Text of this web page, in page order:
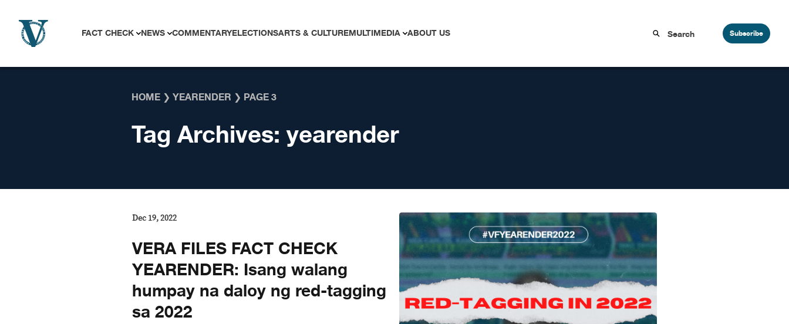
FACT CHECK NEWS COMMENTARYELECTIONSARTS & CULTUREMULTIMEDIA ABOUT US Subscribe
HOME ❯ YEARENDER ❯ PAGE 3
Tag Archives:yearender
Dec 19, 2022
VERA FILES FACT CHECK
YEARENDER: Isang walang
humpay na daloy ng red-tagging
sa 2022